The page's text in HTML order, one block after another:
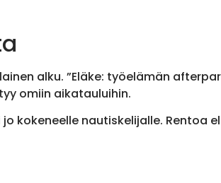
alku. ”Eläke: työelämän
omiin aikatauluihin.
kokeneelle nautiskelijalle. Rentoa